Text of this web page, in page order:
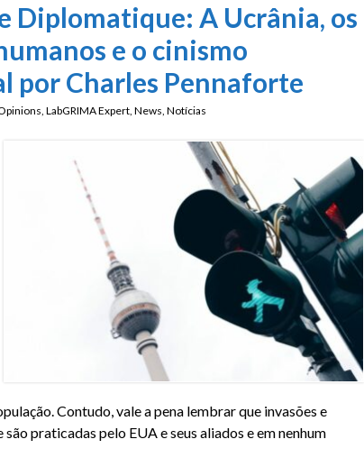
Diplomatique: A Ucrânia, os
e o cinismo
por Charles Pennaforte
, LabGRIMA Expert, News, Notícias
Contudo, vale a pena lembrar que invasões e
praticadas pelo EUA e seus aliados e em nenhum